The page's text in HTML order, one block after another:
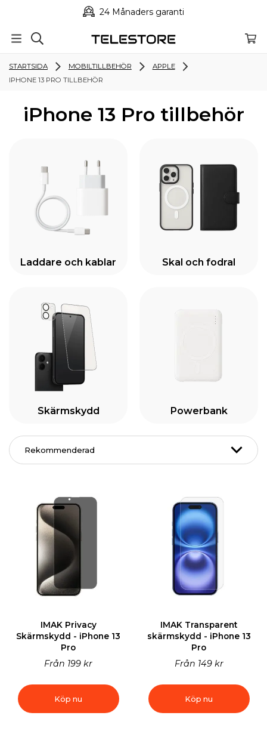
24 Månaders garanti
STARTSIDA MOBILTILLBEHÖR
APPLE
IPHONE 13 PRO TILLBEHÖR
iPhone 13 Pro tillbehör
Laddare och kablar Skal och fodral
Skärmskydd Powerbank
IMAK Privacy
Skärmskydd - iPhone 13
Pro
Från 199 kr
Köp nu
IMAK Transparent
skärmskydd - iPhone 13
Pro
Från 149 kr
Köp nu